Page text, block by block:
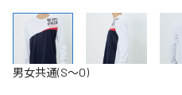
男女共通(S～O)